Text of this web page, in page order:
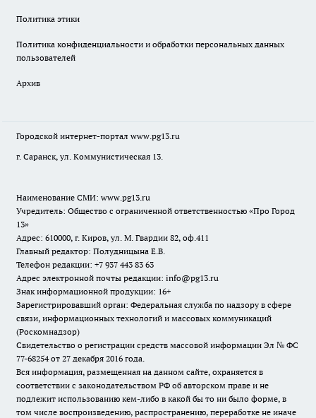
Политика этики
Политика конфиденциальности и обработки персональных данных
пользователей
Архив
Городской интернет-портал www.pg13.ru
г. Саранск, ул. Коммунистическая 13.
Наименование СМИ: www.pg13.ru
Учредитель: Общество с ограниченной ответственностью «Про Город
13»
Адрес: 610000, г. Киров, ул. М. Гвардии 82, оф.411
Главный редактор: Полудницына Е.В.
Телефон редакции: +7 937 443 83 63
Адрес электронной почты редакции: info@pg13.ru
Знак информационной продукции: 16+
Зарегистрировавший орган: Федеральная служба по надзору в сфере
связи, информационных технологий и массовых коммуникаций
(Роскомнадзор)
Свидетельство о регистрации средств массовой информации Эл № ФС
77-68254 от 27 декабря 2016 года.
Вся информация, размещенная на данном сайте, охраняется в
соответствии с законодательством РФ об авторском праве и не
подлежит использованию кем-либо в какой бы то ни было форме, в
том числе воспроизведению, распространению, переработке не иначе